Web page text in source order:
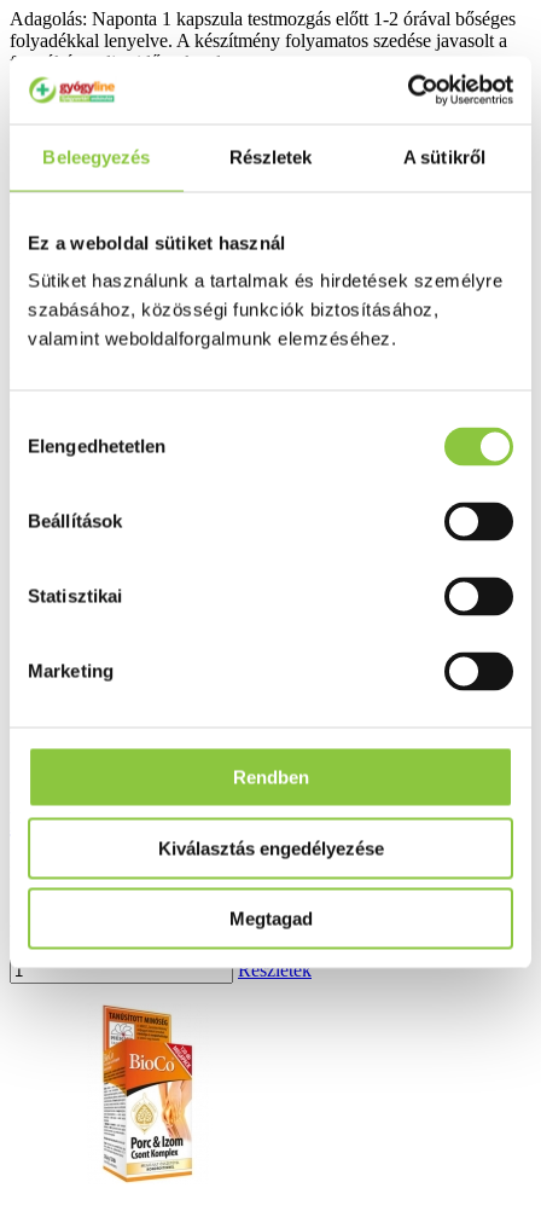
Beleegyezés Részletek A sütikről
Ez a weboldal sütiket használ
Sütiket használunk a tartalmak és hirdetések személyre
szabásához, közösségi funkciók biztosításához,
valamint weboldalforgalmunk elemzéséhez.
kiválasztása
Elengedhetetlen
Beállítások
Statisztikai
Marketing
Rendben
Kiválasztás engedélyezése
Megtagad
Adagolás: Naponta 1 kapszula testmozgás előtt 1-2 órával bőséges
folyadékkal lenyelve. A készítmény folyamatos szedése javasolt a
fogyókúra teljes időszaka alatt.
Hatóanyagok napi 1 kapszulára: L-karnitin tartarát: 500 mg, Cink:
Figyelmeztetés: Ne lépje túl az ajánlott napi adagot! Gyermekek elől
elzárva tartandó! Az étrend-kiegészítő nem helyettesíti a
Kiszerelés: 60 db.
Bővebben ...
Ingyenes szállítás 18 000 Ft felett
Folyamatos akciók
Ezek is érdekelhetik Önt
Dr. Chen mályva tea kapszula 30 db
Bruttó fogyasztói ár:
Részletek